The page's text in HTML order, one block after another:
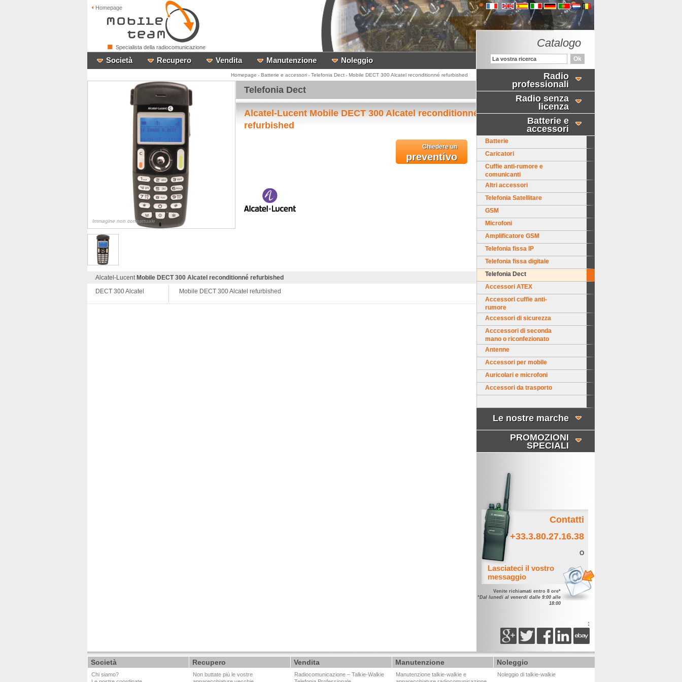
Homepage
Specialista della radiocomunicazione Catalogo
Società Recupero Vendita Manutenzione Noleggio
Homepage > Batterie e accessori > Telefonia Dect > Mobile DECT 300 Alcatel reconditionné refurbished
Telefonia Dect
Alcatel-Lucent Mobile DECT 300 Alcatel reconditionné
refurbished
Chiedere un
preventivo
Immagine non contrattuale
Alcatel-Lucent Mobile DECT 300 Alcatel reconditionné refurbished
DECT 300 Alcatel
Mobile DECT 300 Alcatel refurbished
Radio
professionali
Radio senza
licenza
Batterie e
accessori
Batterie
Caricatori
Cuffie anti-rumore e
comunicanti
Altri accessori
Telefonia Satellitare
GSM
Microfoni
Amplificatore GSM
Telefonia fissa IP
Telefonia fissa digitale
Telefonia Dect
Accessori ATEX
Accessori cuffie anti-
rumore
Accessori di sicurezza
Acccessori di seconda
mano o riconfezionato
Antenne
Accessori per mobile
Auricolari e microfoni
Accessori da trasporto
Le nostre marche
PROMOZIONI
SPECIALI
Contatti
+33.3.80.27.16.38
O
Lasciateci il vostro
messaggio
Venite richiamati entro 8 ore*
*Dal lunedi al venerdi dalle 9:00 alle
18:00
:
Società
Chi siamo?
Recupero
Non buttate più le vostre
Vendita
Radiocomunicazione – Talkie-Walkie
Manutenzione
Manutenzione talkie-walkie e
Noleggio
Noleggio di talkie-walkie